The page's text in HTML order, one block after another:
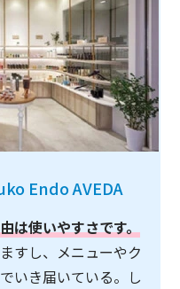
Endo AVEDA
は使いやすさです。
すし、メニューやク
いき届いている。し